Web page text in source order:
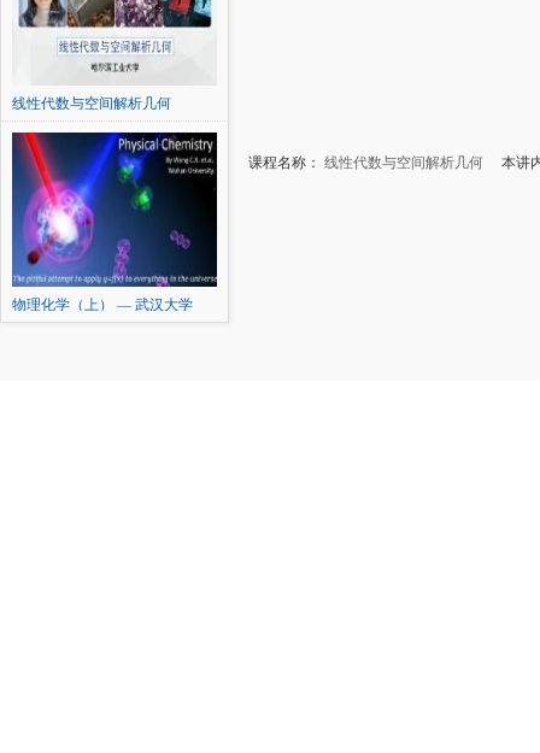
线性代数与空间解析几何
物理化学（上） — 武汉大学
课程名称： 线性代数与空间解析几何 本讲内